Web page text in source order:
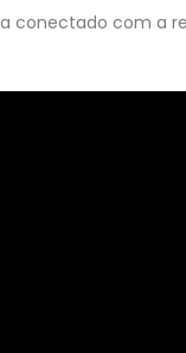
conectado com a